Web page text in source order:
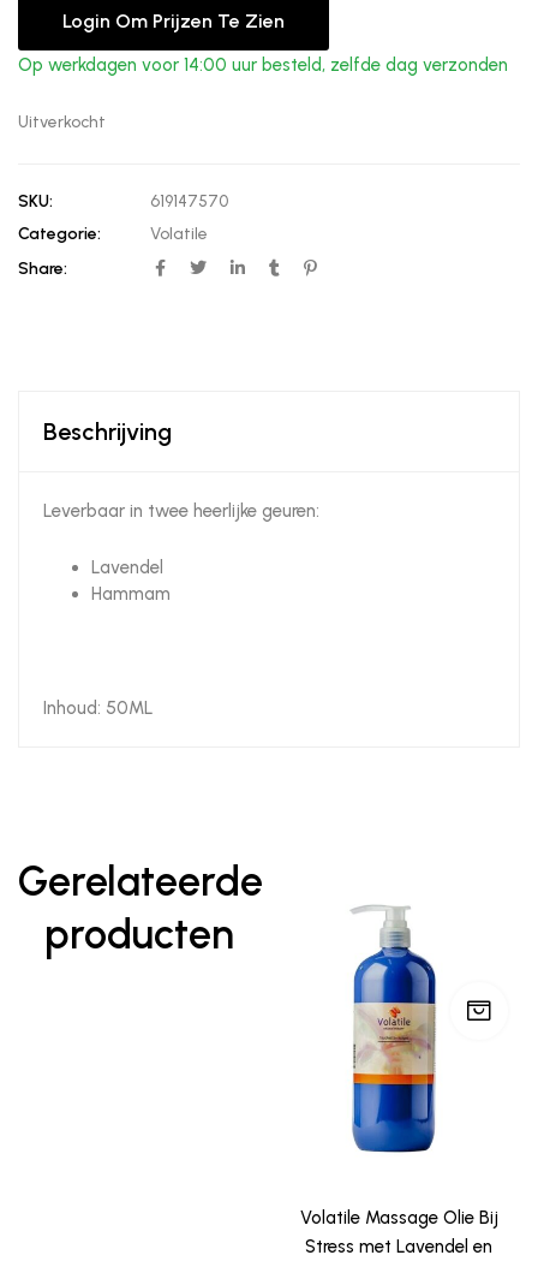
Login Om Prijzen Te Zien
Op werkdagen voor 14:00 uur besteld, zelfde dag verzonden
Uitverkocht
SKU:
619147570
Categorie:
Volatile
Share:
Beschrijving
Leverbaar in twee heerlijke geuren:
Lavendel
Hammam
Inhoud: 50ML
Gerelateerde
producten
Volatile Massage Olie Bij
Stress met Lavendel en